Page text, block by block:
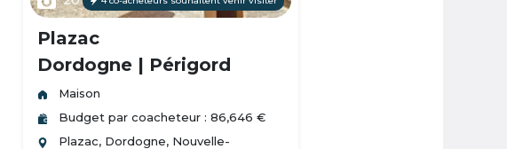
Plazac
Dordogne | Périgord
Maison
Budget par coacheteur : 86,646 €
Plazac, Dordogne, Nouvelle-